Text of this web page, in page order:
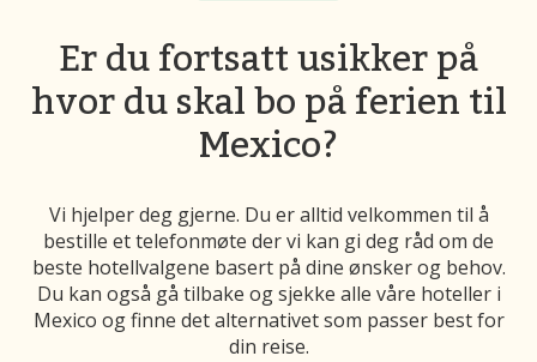
Er du fortsatt usikker på
hvor du skal bo på ferien til
Mexico?
Vi hjelper deg gjerne. Du er alltid velkommen til å
bestille et telefonmøte der vi kan gi deg råd om de
beste hotellvalgene basert på dine ønsker og behov.
Du kan også gå tilbake og sjekke alle våre hoteller i
Mexico og finne det alternativet som passer best for
din reise.